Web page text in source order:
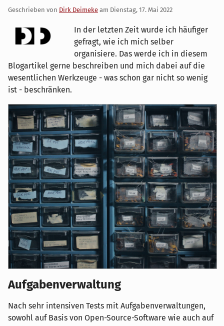
Geschrieben von Dirk Deimeke am Dienstag, 17. Mai 2022
In der letzten Zeit wurde ich häufiger
gefragt, wie ich mich selber
organisiere. Das werde ich in diesem
Blogartikel gerne beschreiben und mich dabei auf die
wesentlichen Werkzeuge - was schon gar nicht so wenig
ist - beschränken.
Aufgabenverwaltung
Nach sehr intensiven Tests mit Aufgabenverwaltungen,
sowohl auf Basis von Open-Source-Software wie auch auf